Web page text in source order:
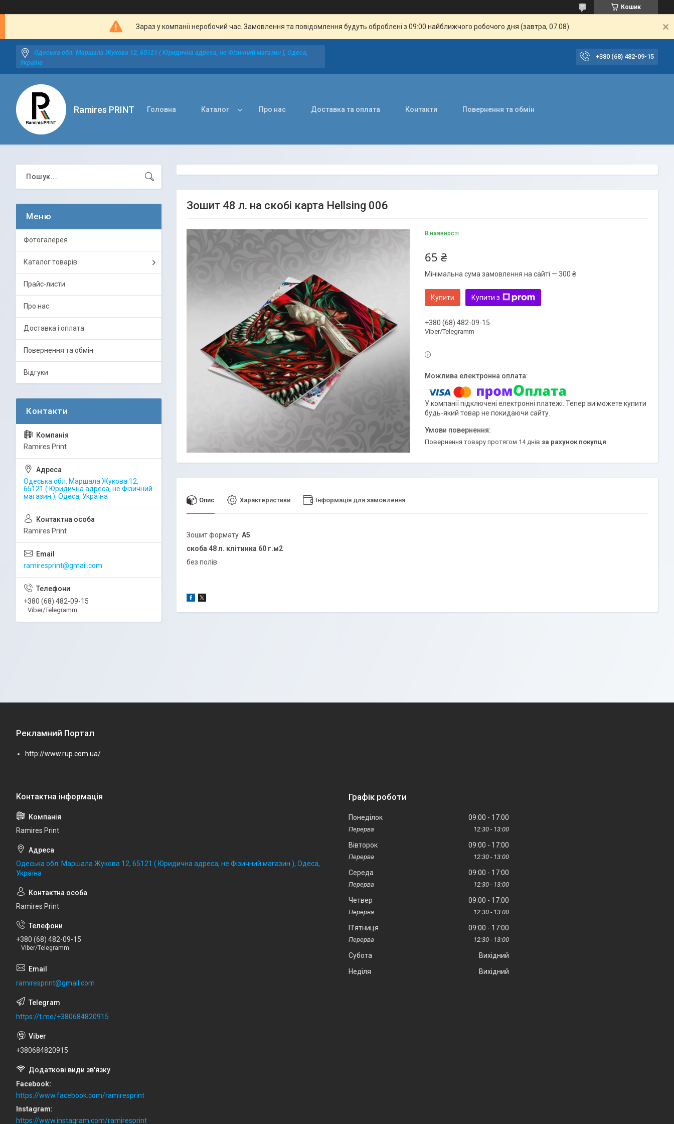
Кошик
Зараз у компанії неробочий час. Замовлення та повідомлення будуть оброблені з 09:00 найближчого робочого дня (завтра, 07.08).
Одеська обл. Маршала Жукова 12, 65121 ( Юридична адреса, не Фізичний магазин ), Одеса,
Україна
+380 (68) 482-09-15
Ramires PRINT Головна Каталог Про нас Доставка та оплата Контакти Повернення та обмін
Зошит 48 л. на скобі карта Hellsing 006
В наявності
65 ₴
Мінімальна сума замовлення на сайті — 300 ₴
Купити Купити з
+380 (68) 482-09-15
Viber/Telegramm
У компанії підключені електронні платежі. Тепер ви можете купити
будь-який товар не покидаючи сайту.
повернення товару протягом 14 днів за рахунок покупця
Опис Характеристики Інформація для замовлення
Зошит формату А5
скоба 48 л. клітинка 60 г.м2
без полів
Фотогалерея
Каталог товарів
Прайс-листи
Про нас
Доставка і оплата
Повернення та обмін
Відгуки
Ramires Print
Одеська обл. Маршала Жукова 12,
65121 ( Юридична адреса, не Фізичний
магазин ), Одеса, Україна
Ramires Print
ramiresprint@gmail.com
+380 (68) 482-09-15
Viber/Telegramm
Рекламний Портал
http://www.rup.com.ua/
Ramires Print
Одеська обл. Маршала Жукова 12, 65121 ( Юридична адреса, не Фізичний магазин ), Одеса,
Україна
Ramires Print
+380 (68) 482-09-15
Viber/Telegramm
ramiresprint@gmail.com
https://t.me/+380684820915
+380684820915
Facebook
https://www.facebook.com/ramiresprint
Instagram
https://www.instagram.com/ramiresprint
Графік роботи
Понеділок 09:00 17:00
12:30 13:00
Вівторок 09:00 17:00
12:30 13:00
Середа 09:00 17:00
12:30 13:00
Четвер 09:00 17:00
12:30 13:00
Пʼятниця 09:00 17:00
12:30 13:00
Субота
Вихідний
Неділя
Вихідний